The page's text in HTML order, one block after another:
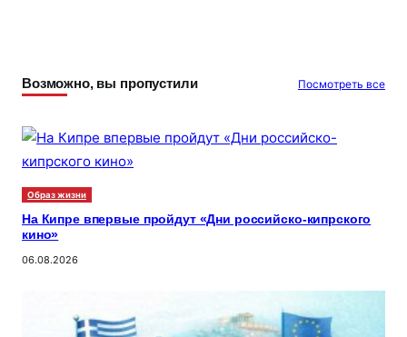
Возможно, вы пропустили Посмотреть все
Образ жизни
На Кипре впервые пройдут «Дни российско-кипрского
кино»
06.08.2026